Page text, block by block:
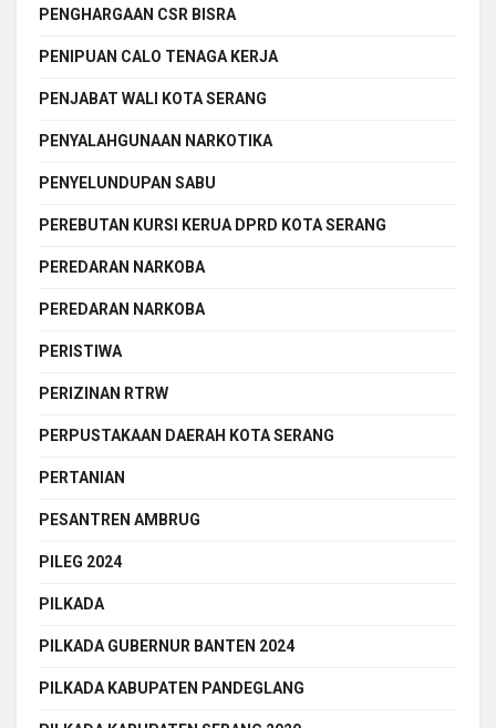
PENGHARGAAN CSR BISRA
PENIPUAN CALO TENAGA KERJA
PENJABAT WALI KOTA SERANG
PENYALAHGUNAAN NARKOTIKA
PENYELUNDUPAN SABU
PEREBUTAN KURSI KERUA DPRD KOTA SERANG
PEREDARAN NARKOBA
PEREDARAN NARKOBA
PERISTIWA
PERIZINAN RTRW
PERPUSTAKAAN DAERAH KOTA SERANG
PERTANIAN
PESANTREN AMBRUG
PILEG 2024
PILKADA
PILKADA GUBERNUR BANTEN 2024
PILKADA KABUPATEN PANDEGLANG